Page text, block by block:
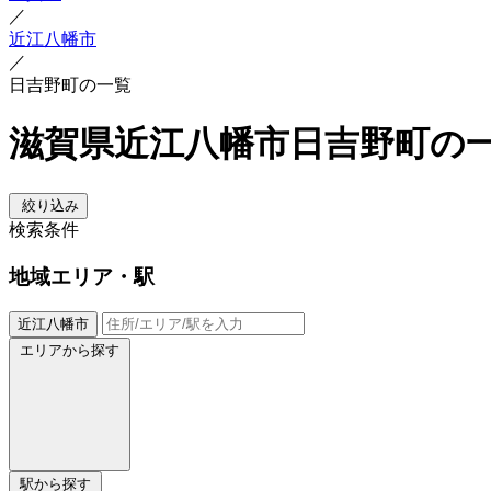
／
近江八幡市
／
日吉野町の一覧
滋賀県近江八幡市日吉野町の
絞り込み
検索条件
地域エリア・駅
近江八幡市
エリアから探す
駅から探す